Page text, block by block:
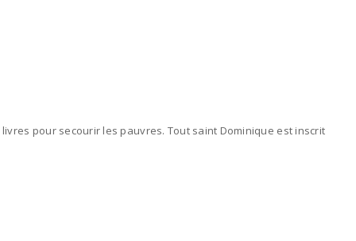
pour secourir les pauvres. Tout saint Dominique est inscrit